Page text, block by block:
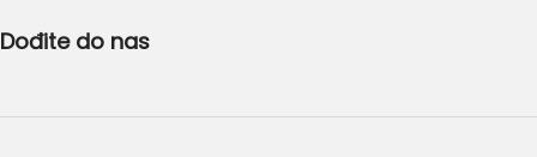
Dođite do nas